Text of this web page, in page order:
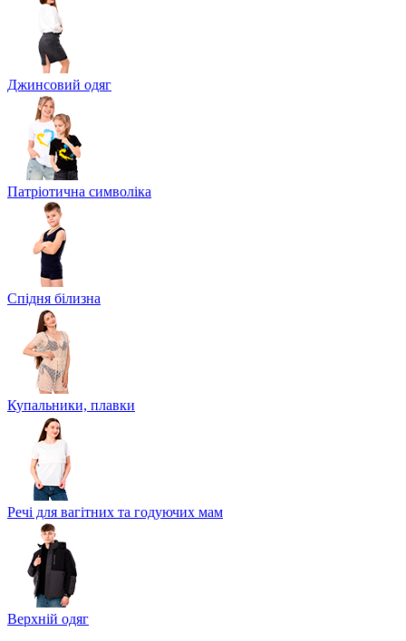
Джинсовий одяг
Патріотична символіка
Спідня білизна
Купальники, плавки
Речі для вагітних та годуючих мам
Верхній одяг